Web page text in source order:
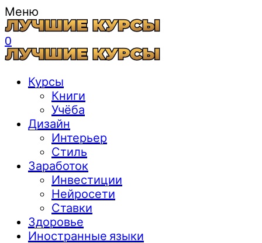
Меню
0
Курсы
Книги
Учёба
Дизайн
Интерьер
Стиль
Заработок
Инвестиции
Нейросети
Ставки
Здоровье
Иностранные языки